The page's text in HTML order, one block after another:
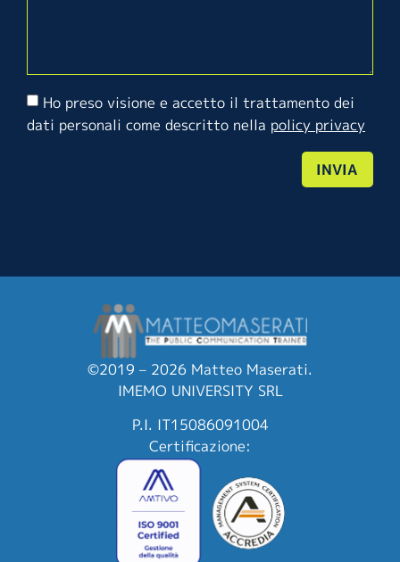
Ho preso visione e accetto il trattamento dei
dati personali come descritto nella policy privacy
INVIA
©2019 – 2026 Matteo Maserati.
IMEMO UNIVERSITY SRL
P.I. IT15086091004
Certificazione: